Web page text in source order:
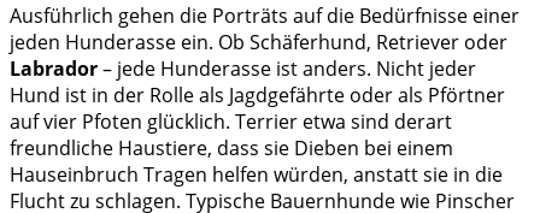
Ausführlich gehen die Porträts auf die Bedürfnisse einer
jeden Hunderasse ein. Ob Schäferhund, Retriever oder
Labrador– jede Hunderasse ist anders. Nicht jeder
Hund ist in der Rolle als Jagdgefährte oder als Pförtner
auf vier Pfoten glücklich. Terrier etwa sind derart
freundliche Haustiere, dass sie Dieben bei einem
Hauseinbruch Tragen helfen würden, anstatt sie in die
Flucht zu schlagen. Typische Bauernhunde wie Pinscher